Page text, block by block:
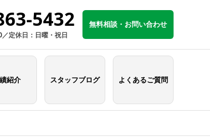
5432
定休日：日曜・祝日
無料相談・お問い合わせ
紹介 スタッフブログ よくあるご質問